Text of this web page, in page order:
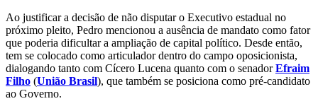
Ao justificar a decisão de não disputar o Executivo estadual no
próximo pleito, Pedro mencionou a ausência de mandato como fator
que poderia dificultar a ampliação de capital político. Desde então,
tem se colocado como articulador dentro do campo oposicionista,
dialogando tanto com Cícero Lucena quanto com o senadorEfraim
Filho (União Brasil), que também se posiciona como pré-candidato
ao Governo.